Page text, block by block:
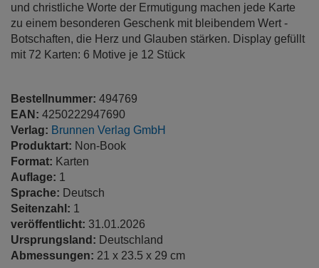
und christliche Worte der Ermutigung machen jede Karte
zu einem besonderen Geschenk mit bleibendem Wert -
Botschaften, die Herz und Glauben stärken. Display gefüllt
mit 72 Karten: 6 Motive je 12 Stück
Bestellnummer: 494769
EAN: 4250222947690
Verlag: Brunnen Verlag GmbH
Produktart: Non-Book
Format: Karten
Auflage: 1
Sprache: Deutsch
Seitenzahl: 1
veröffentlicht: 31.01.2026
Ursprungsland: Deutschland
Abmessungen: 21 x 23.5 x 29 cm